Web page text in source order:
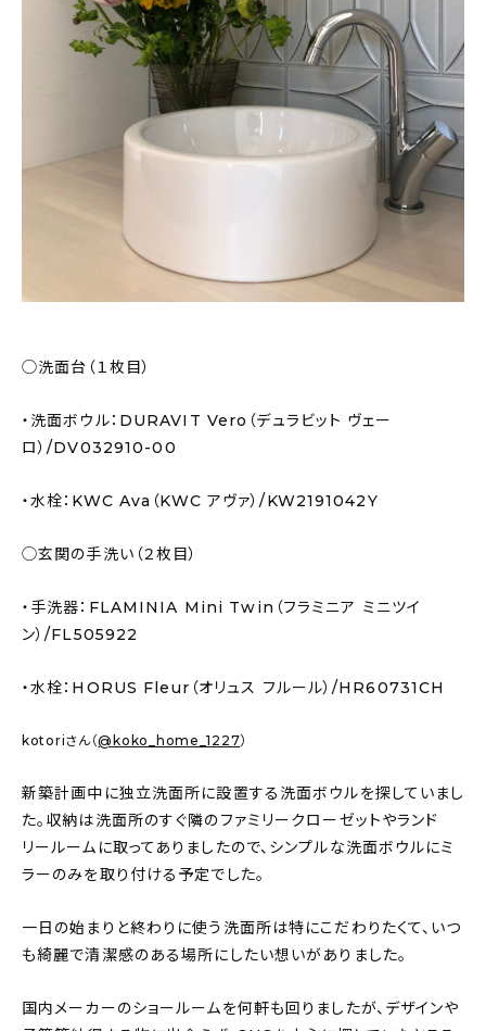
◯洗面台（１枚目）
・洗面ボウル：DURAVIT Vero（デュラビット ヴェー
ロ）/DV032910-00
・水栓：KWC Ava（KWC アヴァ）/KW2191042Y
◯玄関の手洗い（２枚目）
・手洗器：FLAMINIA Mini Twin（フラミニア ミニツイ
ン）/FL505922
・水栓：HORUS Fleur（オリュス フルール）/HR60731CH
kotoriさん（@koko_home_1227）
新築計画中に独立洗面所に設置する洗面ボウルを探していまし
た。収納は洗面所のすぐ隣のファミリークローゼットやランド
リールームに取ってありましたので、シンプルな洗面ボウルにミ
ラーのみを取り付ける予定でした。
一日の始まりと終わりに使う洗面所は特にこだわりたくて、いつ
も綺麗で清潔感のある場所にしたい想いがありました。
国内メーカーのショールームを何軒も回りましたが、デザインや